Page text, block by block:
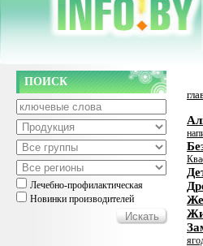
ПОИСК
Лечебно-профилактическая
Новинки производителей